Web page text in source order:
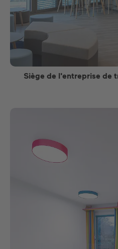
Siège de l'entreprise de